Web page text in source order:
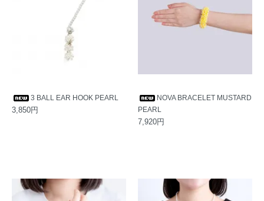
3 BALL EAR HOOK PEARL
3,850円
NOVA BRACELET MUSTARD
PEARL
7,920円